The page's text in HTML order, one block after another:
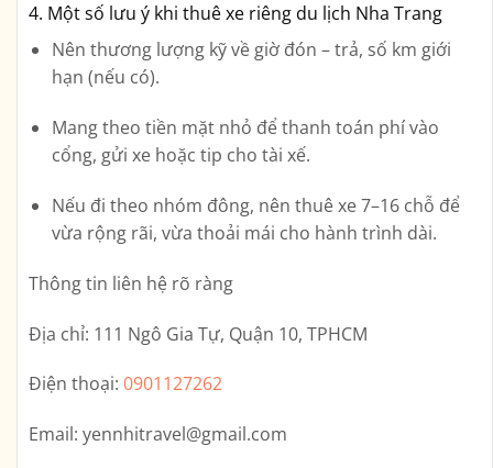
4. Một số lưu ý khi thuê xe riêng du lịch Nha Trang
Nên thương lượng kỹ về giờ đón – trả, số km giới
hạn (nếu có).
Mang theo tiền mặt nhỏ để thanh toán phí vào
cổng, gửi xe hoặc tip cho tài xế.
Nếu đi theo nhóm đông, nên thuê xe 7–16 chỗ để
vừa rộng rãi, vừa thoải mái cho hành trình dài.
Thông tin liên hệ rõ ràng
Địa chỉ: 111 Ngô Gia Tự, Quận 10, TPHCM
Điện thoại: 0901127262
Email: yennhitravel@gmail.com